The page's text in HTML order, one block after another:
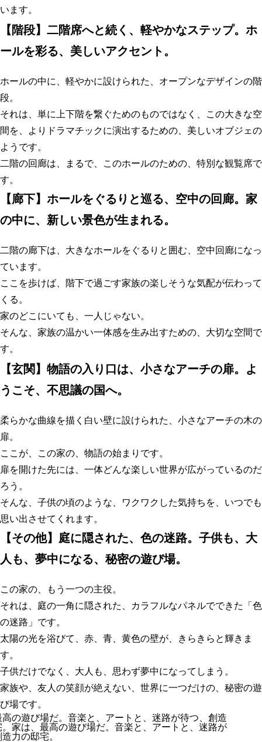
います。
【 階段】二階席へと続く、軽やかなステップ。ホ
ールを彩る、美しいアクセント 。
ホールの中に、軽やかに設けられた、オープンなデザインの階
段。
それは、単に上下階を繋ぐためのものではなく、この大きな空
間を、よりドラマチックに演出するための、美しいオブジェの
ようです。
二階の回廊は、まるで、このホールのための、特別な観覧席で
す。
【 廊下】ホールをぐるりと巡る、空中の回廊。家
の中に、新しい景色が生まれる。
二階の廊下は、大きなホールをぐるりと囲む、空中回廊になっ
ています。
ここを歩けば、階下で過ごす家族の楽しそうな気配が伝わって
くる。
家のどこにいても、一人じゃない。
そんな、家族の温かい一体感を生み出すための、大切な空間で
す。
【玄関】物語の入り口は、小さなアーチの扉。よ
うこそ、不思議の国へ。
柔らかな曲線を描く白い壁に設けられた、小さなアーチの木の
扉。
ここが、この家の、物語の始まりです。
扉を開けた先には、一体どんな楽しい世界が広がっているのだ
ろう。
そんな、子供の頃のような、ワクワクした気持ちを、いつでも
思い出させてくれます。
【その他】庭に隠された、色の迷路。子供も、大
人も、夢中になる、秘密の遊び場。
この家の、もう一つの主役。
それは、庭の一角に隠された、カラフルなパネルでできた「色
の迷路」です。
太陽の光を浴びて、赤、青、黄色の壁が、きらきらと輝きま
す。
子供だけでなく、大人も、思わず夢中になってしまう。
家族や、友人の笑顔が絶えない、世界に一つだけの、秘密の遊
び場です。
の遊び場だ。音楽と、アートと、迷路が待つ、創造
家は、最高の遊び場だ。音楽と、アートと、迷路が
力の邸宅。